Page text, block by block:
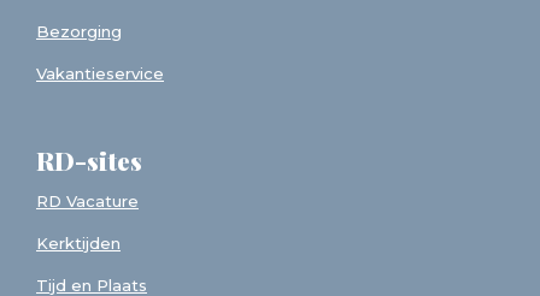
Bezorging
Vakantieservice
RD-sites
RD Vacature
Kerktijden
Tijd en Plaats